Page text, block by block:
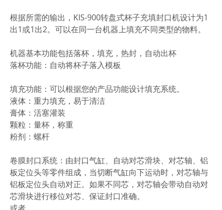
根据所需的输出，KIS-900转盘式杯子充填封口机设计为1
出1或1出2。可以在同一台机器上填充不同类型的物料。
机器基本功能包括落杯，填充，热封，自动出杯
落杯功能：自动将杯子落入模板
填充功能：可以根据您的产品功能设计填充系统。
液体：重力填充，易于清洁
膏体：活塞灌装
颗粒：量杯，称重
粉剂：螺杆
卷膜封口系统：由封口气缸、自动对芯滑块、对芯轴、铝
板定位头等零件组成，当切断气缸向下运动时，对芯轴与
铝板定位头自动对正。如果不同芯，对芯轴会带动自动对
芯滑块进行移位对芯、保证封口准确。